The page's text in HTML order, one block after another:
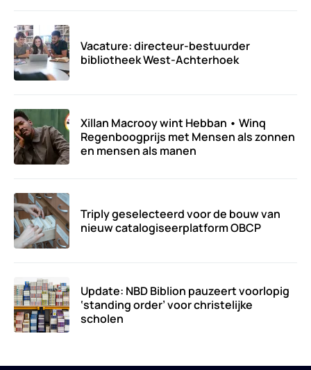
Vacature: directeur-bestuurder
bibliotheek West-Achterhoek
Xillan Macrooy wint Hebban • Winq
Regenboogprijs met Mensen als zonnen
en mensen als manen
Triply geselecteerd voor de bouw van
nieuw catalogiseerplatform OBCP
Update: NBD Biblion pauzeert voorlopig
‘standing order’ voor christelijke
scholen